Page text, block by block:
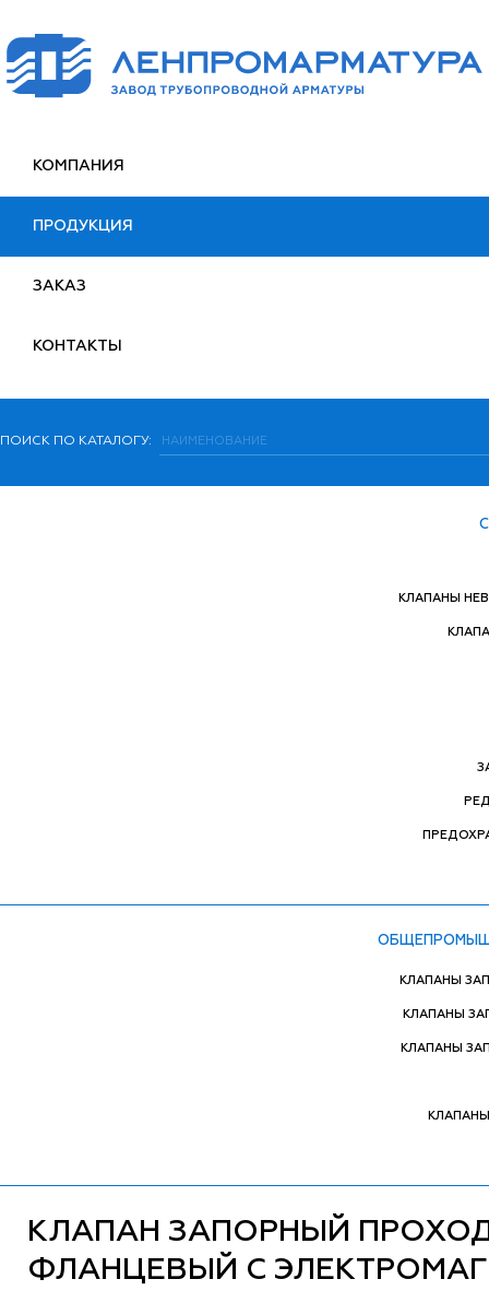
КОМПАНИЯ
ПРОДУКЦИЯ
ЗАКАЗ
КОНТАКТЫ
ПОИСК ПО КАТАЛОГУ:
КЛАПАНЫ
КЛАПАНЫ
КЛАПАНЫ
КЛАПАНЫ
КЛАПАН ЗАПОРНЫЙ
ФЛАНЦЕВЫЙ С